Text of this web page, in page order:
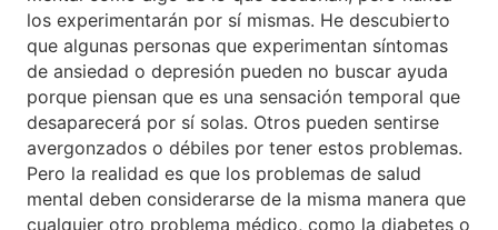
los experimentarán por sí mismas. He descubierto
que algunas personas que experimentan síntomas
de ansiedad o depresión pueden no buscar ayuda
porque piensan que es una sensación temporal que
desaparecerá por sí solas. Otros pueden sentirse
avergonzados o débiles por tener estos problemas.
Pero la realidad es que los problemas de salud
mental deben considerarse de la misma manera que
cualquier otro problema médico, como la diabetes o